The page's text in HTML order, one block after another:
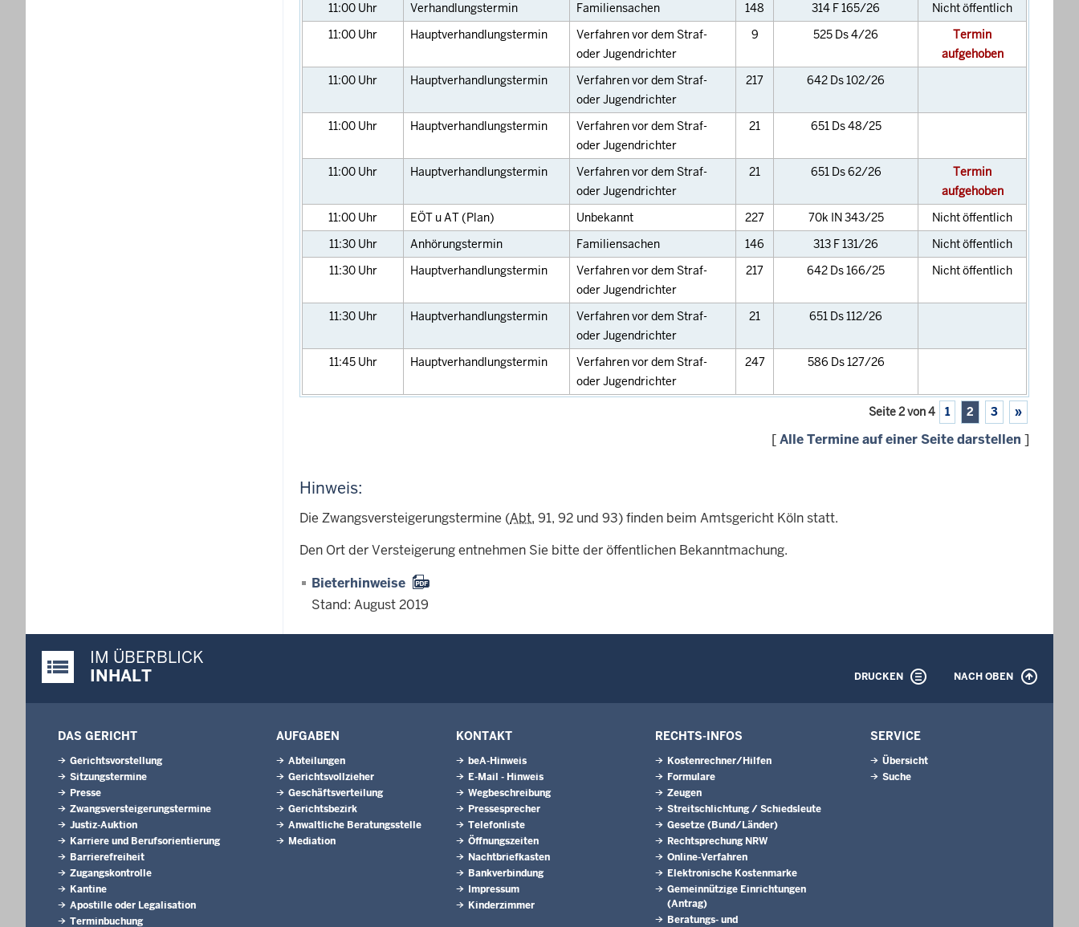
11:00 Uhr Verhandlungstermin Familiensachen 148 314 F 165/26
Nicht öffentlich
11:00 Uhr Hauptverhandlungstermin
Verfahren vor dem Straf-
oder Jugendrichter
9 525 Ds 4/26
Termin
aufgehoben
11:00 Uhr Hauptverhandlungstermin
Verfahren vor dem Straf-
oder Jugendrichter
217 642 Ds 102/26
11:00 Uhr Hauptverhandlungstermin
Verfahren vor dem Straf-
oder Jugendrichter
21 651 Ds 48/25
11:00 Uhr Hauptverhandlungstermin
Verfahren vor dem Straf-
oder Jugendrichter
21 651 Ds 62/26
Termin
aufgehoben
11:00 Uhr EÖT u AT (Plan) Unbekannt 227 70k IN 343/25
Nicht öffentlich
11:30 Uhr Anhörungstermin Familiensachen 146 313 F 131/26
Nicht öffentlich
11:30 Uhr Hauptverhandlungstermin
Verfahren vor dem Straf-
oder Jugendrichter
217 642 Ds 166/25 Nicht öffentlich
11:30 Uhr Hauptverhandlungstermin
Verfahren vor dem Straf-
oder Jugendrichter
21 651 Ds 112/26
11:45 Uhr Hauptverhandlungstermin
Verfahren vor dem Straf-
oder Jugendrichter
247 586 Ds 127/26
Seite 2 von 4 1 2 3 »
[Alle Termine auf einer Seite darstellen ]
Hinweis:
Die Zwangsversteigerungstermine (Abt. 91, 92 und 93) finden beim Amtsgericht Köln statt.
Den Ort der Versteigerung entnehmen Sie bitte der öffentlichen Bekanntmachung.
Bieterhinweise
Stand: August 2019
Justiz-Portal im Überblick:
IM ÜBERBLICK
INHALT
DRUCKEN NACH OBEN
DAS GERICHT
Gerichtsvorstellung
Sitzungstermine
Presse
Zwangsversteigerungs­termine
Justiz-Auktion
Karriere und Berufsorientierung
Barrierefreiheit
Zugangskontrolle
Kantine
Apostille oder Legalisation
Terminbuchung
AUFGABEN
Abteilungen
Gerichtsvollzieher
Geschäftsverteilung
Gerichtsbezirk
Anwaltliche Beratungsstelle
Mediation
KONTAKT
beA-Hinweis
E-Mail - Hinweis
Wegbeschreibung
Pressesprecher
Telefonliste
Öffnungszeiten
Nachtbriefkasten
Bankverbindung
Impressum
Kinderzimmer
RECHTS-INFOS
Kostenrechner/Hilfen
Formulare
Zeugen
Streitschlichtung / Schiedsleute
Gesetze (Bund/Länder)
Rechtsprechung NRW
Online-Verfahren
Elektronische Kostenmarke
Gemeinnützige Einrichtungen
(Antrag)
Beratungs- und
SERVICE
Übersicht
Suche